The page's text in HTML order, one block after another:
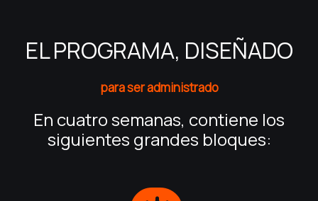
EL PROGRAMA, DISEÑADO
para ser administrado
En cuatro semanas, contiene los
siguientes grandes bloques: